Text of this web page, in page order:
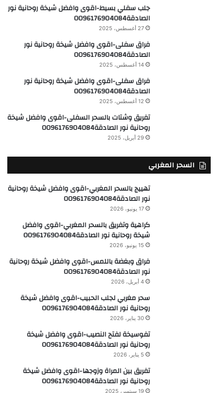
جلب سفلي بسيط-اقوى وافضل شيخة روحانية نور
الصادقة0096176904084
27 أغسطس، 2025
فراق سفلى-اقوى وافضل شيخة روحانية نور
الصادقة0096176904084
14 أغسطس، 2025
فراق سفلى-اقوى وافضل شيخة روحانية نور
الصادقة0096176904084
12 أغسطس، 2025
تفريق وشتات بالسحر السفلى-اقوى وافضل شيخة
روحانية نور الصادقة0096176904084
29 أبريل، 2025
السحر المغربي
تهييج بالسحر المغربي-اقوى وافضل شيخة روحانية
نور الصادقة0096176904084
17 يونيو، 2026
كراهية وتفريق بالسحر المغربي-اقوى وافضل
شيخة روحانية نور الصادقة0096176904084
15 يونيو، 2026
فراق وبغضة باللمس-اقوى وافضل شيخة روحانية
نور الصادقة0096176904084
4 أبريل، 2026
سحر مغربي لجلب الحبيب-اقوى وافضل شيخة
روحانية نور الصادقة0096176904084
30 يناير، 2026
تفوسيخة لفتح النصيب-اقوى وافضل شيخة
روحانية نور الصادقة0096176904084
5 يناير، 2026
تفريق بين المراة وزوجها-اقوى وافضل شيخة
روحانية نور الصادقة0096176904084
19 سبتمبر، 2025